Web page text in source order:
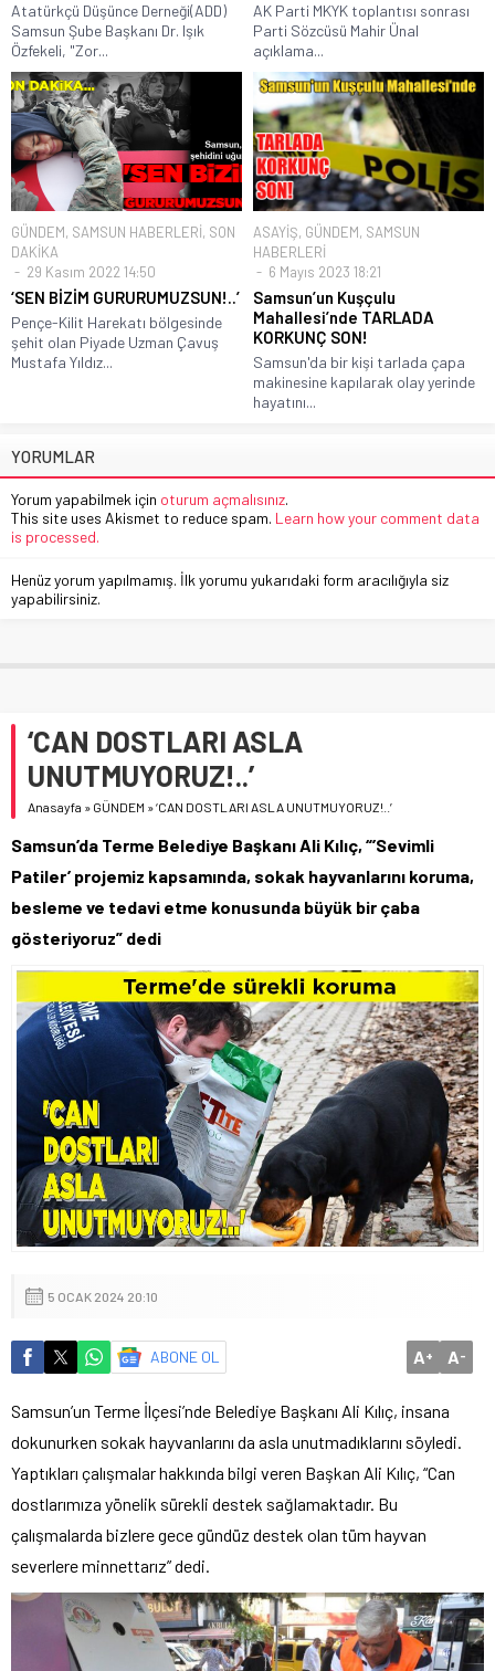
Atatürkçü Düşünce Derneği(ADD)
Samsun Şube Başkanı Dr. Işık
Özfekeli, "Zor...
AK Parti MKYK toplantısı sonrası
Parti Sözcüsü Mahir Ünal
açıklama...
GÜNDEM, SAMSUN HABERLERİ, SON
DAKİKA
29 Kasım 2022 14:50
‘SEN BİZİM GURURUMUZSUN!..’
Pençe-Kilit Harekatı bölgesinde
şehit olan Piyade Uzman Çavuş
Mustafa Yıldız...
ASAYİŞ, GÜNDEM, SAMSUN
HABERLERİ
6 Mayıs 2023 18:21
Samsun’un Kuşçulu
Mahallesi’nde TARLADA
KORKUNÇ SON!
Samsun'da bir kişi tarlada çapa
makinesine kapılarak olay yerinde
hayatını...
YORUMLAR
Yorum yapabilmek için oturum açmalısınız.
This site uses Akismet to reduce spam. Learn how your comment data
is processed.
Henüz yorum yapılmamış. İlk yorumu yukarıdaki form aracılığıyla siz
yapabilirsiniz.
‘CAN DOSTLARI ASLA
UNUTMUYORUZ!..’
Anasayfa » GÜNDEM »‘CAN DOSTLARI ASLA UNUTMUYORUZ!..’
Samsun’da Terme Belediye Başkanı Ali Kılıç, “’Sevimli
Patiler’ projemiz kapsamında, sokak hayvanlarını koruma,
besleme ve tedavi etme konusunda büyük bir çaba
gösteriyoruz” dedi
5 OCAK 2024 20:10
ABONE OL A+ A-
Samsun’un Terme İlçesi’nde Belediye Başkanı Ali Kılıç, insana
dokunurken sokak hayvanlarını da asla unutmadıklarını söyledi.
Yaptıkları çalışmalar hakkında bilgi veren Başkan Ali Kılıç, “Can
dostlarımıza yönelik sürekli destek sağlamaktadır. Bu
çalışmalarda bizlere gece gündüz destek olan tüm hayvan
severlere minnettarız” dedi.